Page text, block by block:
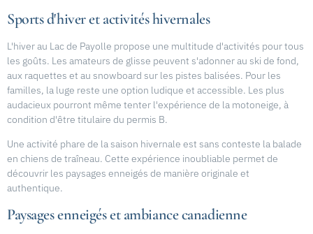
Sports d'hiver et activités hivernales
L'hiver au Lac de Payolle propose une multitude d'activités pour tous
les goûts. Les amateurs de glisse peuvent s'adonner au ski de fond,
aux raquettes et au snowboard sur les pistes balisées. Pour les
familles, la luge reste une option ludique et accessible. Les plus
audacieux pourront même tenter l'expérience de la motoneige, à
condition d'être titulaire du permis B.
Une activité phare de la saison hivernale est sans conteste la balade
en chiens de traîneau. Cette expérience inoubliable permet de
découvrir les paysages enneigés de manière originale et
authentique.
Paysages enneigés et ambiance canadienne